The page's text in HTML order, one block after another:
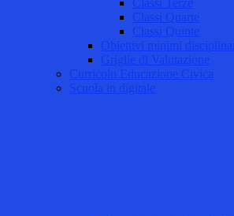
Classi Terze
Classi Quarte
Classi Quinte
Obiettivi minimi disciplinari
Griglie di Valutazione
Curricolo Educazione Civica
Scuola in digitale